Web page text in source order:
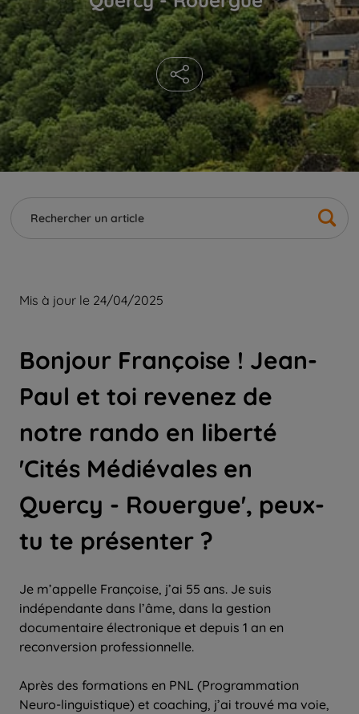
Mis à jour le 24/04/2025
Bonjour Françoise ! Jean-
Paul et toi revenez de
notre rando en liberté
'Cités Médiévales en
Quercy - Rouergue', peux-
tu te présenter ?
Je m’appelle Françoise, j’ai 55 ans. Je suis
indépendante dans l’âme, dans la gestion
documentaire électronique et depuis 1 an en
reconversion professionnelle.
Après des formations en PNL (Programmation
Neuro-linguistique) et coaching, j’ai trouvé ma voie,